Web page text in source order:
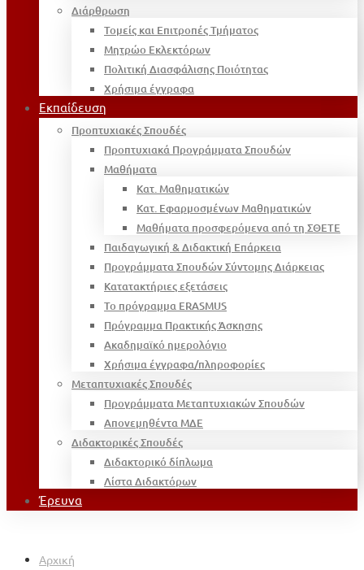
Διάρθρωση
Τομείς και Επιτροπές Τμήματος
Μητρώο Εκλεκτόρων
Πολιτική Διασφάλισης Ποιότητας
Χρήσιμα έγγραφα
Εκπαίδευση
Προπτυχιακές Σπουδές
Προπτυχιακά Προγράμματα Σπουδών
Μαθήματα
Κατ. Μαθηματικών
Κατ. Εφαρμοσμένων Μαθηματικών
Μαθήματα προσφερόμενα από τη ΣΘΕΤΕ
Παιδαγωγική & Διδακτική Επάρκεια
Προγράμματα Σπουδών Σύντομης Διάρκειας
Κατατακτήριες εξετάσεις
Το πρόγραμμα ERASMUS
Πρόγραμμα Πρακτικής Άσκησης
Ακαδημαϊκό ημερολόγιο
Χρήσιμα έγγραφα/πληροφορίες
Μεταπτυχιακές Σπουδές
Προγράμματα Μεταπτυχιακών Σπουδών
Απονεμηθέντα ΜΔΕ
Διδακτορικές Σπουδές
Διδακτορικό δίπλωμα
Λίστα Διδακτόρων
Έρευνα
Αρχική